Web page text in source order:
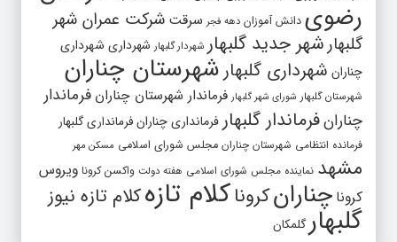
رضوی دانش آموزان دهه فجر سرقت شرکت عمران شهر
گلبهار شهر جدید گلبهار شهردار گلبهار شهرداری شهرداری
چناران شهرداری گلبهار شهرستان چناران
شهرستان گلبهار شورای شهر گلبهار فرماندار شهرستان چناران فرماندار
چنارانفرماندار گلبهار فرمانداری چنارانفرمانداری گلبهار
فرمانده انتظامی شهرستان چناران مجلس شورای اسلامی مسکن مهر
مشهد نماینده مجلس شورای اسلامی هفته دولت واکسن کرونا ویروس
کرونا چنارانکروناکلام تازهکلام تازه نیوز
گلبهار گلمکان